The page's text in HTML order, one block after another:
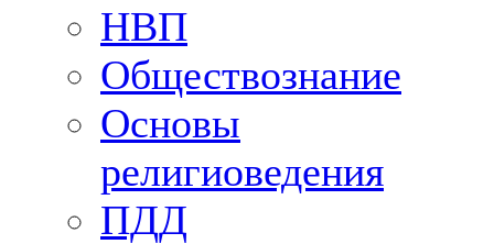
НВП
Обществознание
Основы
религиоведения
ПДД